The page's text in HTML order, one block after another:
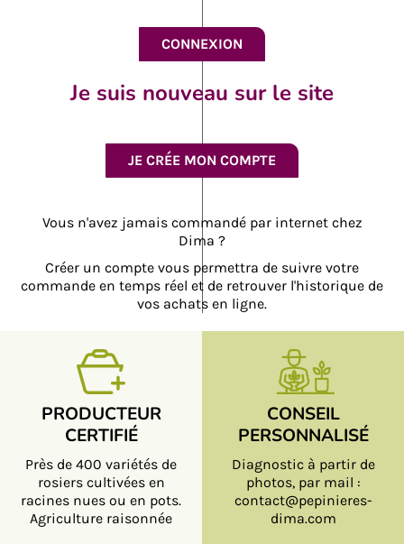
Je suis nouveau sur le site
JE CRÉE MON COMPTE
Vous n'avez jamais commandé par internet chez
Dima ?
Créer un compte vous permettra de suivre votre
commande en temps réel et de retrouver l'historique de
vos achats en ligne.
PRODUCTEUR
CERTIFIÉ
Près de 400 variétés de
rosiers cultivées en
racines nues ou en pots.
Agriculture raisonnée
CONSEIL
PERSONNALISÉ
Diagnostic à partir de
photos, par mail :
contact@pepinieres-
dima.com